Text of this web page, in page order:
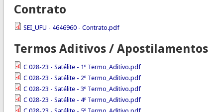
Contrato
SEI_UFU - 4646960 - Contrato.pdf
Termos Aditivos / Apostilamentos
C 028-23 - Satélite - 1º Termo_Aditivo.pdf
C 028-23 - Satélite - 2º Termo_Aditivo.pdf
C 028-23 - Satélite - 3º Termo_Aditivo.pdf
C 028-23 - Satélite - 4º Termo_Aditivo.pdf